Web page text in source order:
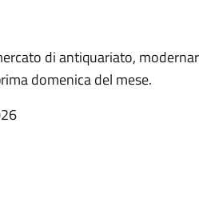
di antiquariato,
domenica del mese.